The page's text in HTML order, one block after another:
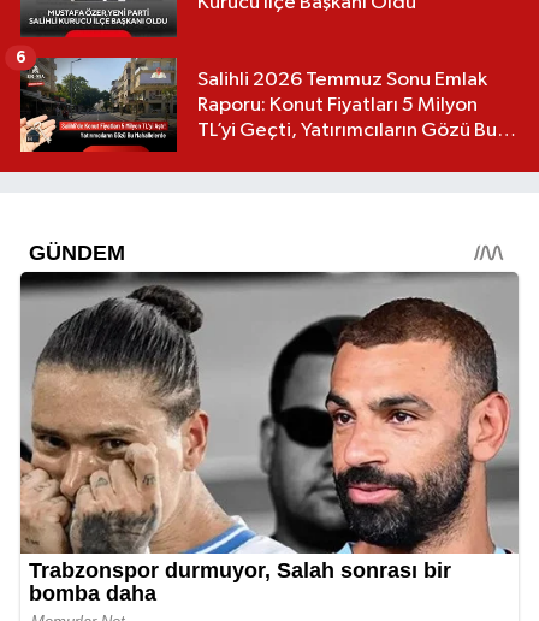
Salihli 2026 Temmuz Sonu Emlak
Raporu: Konut Fiyatları 5 Milyon
TL’yi Geçti, Yatırımcıların Gözü Bu
6